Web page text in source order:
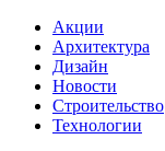
Акции
Архитектура
Дизайн
Новости
Строительство
Технологии